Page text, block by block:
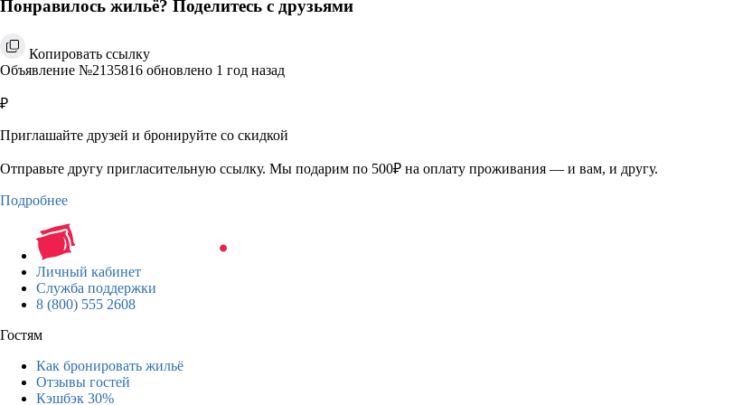
Понравилось жильё? Поделитесь с друзьями
Копировать ссылку
Объявление №2135816 обновлено 1 год назад
₽
Приглашайте друзей и бронируйте со скидкой
Отправьте другу пригласительную ссылку. Мы подарим по 500₽ на оплату проживания — и вам, и другу.
Подробнее
Личный кабинет
Служба поддержки
8 (800) 555 2608
Гостям
Как бронировать жильё
Отзывы гостей
Кэшбэк 30%